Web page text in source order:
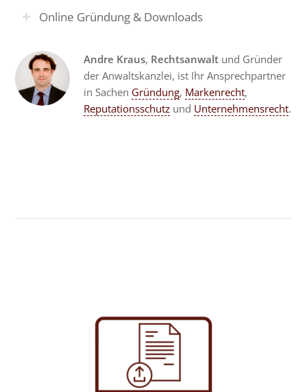
Online Gründung & Downloads
Andre Kraus, Rechtsanwalt und Gründer
der Anwaltskanzlei, ist Ihr Ansprechpartner
in Sachen Gründung, Markenrecht,
Reputationsschutzund Unternehmensrecht.